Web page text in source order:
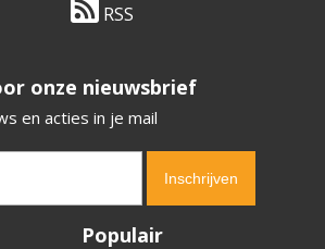
RSS
onze nieuwsbrief
en acties in je mail
Populair